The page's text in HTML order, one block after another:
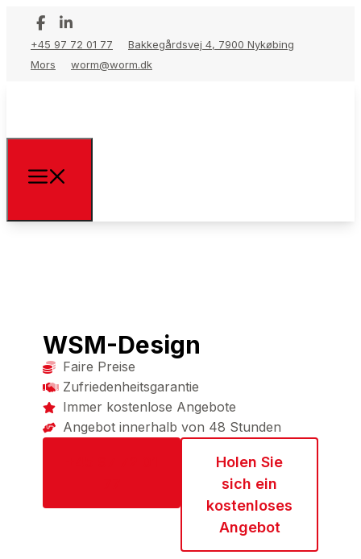
+45 97 72 01 77
Bakkegårdsvej 4, 7900 Nykøbing
Mors
worm@worm.dk
WSM-Design
Faire Preise
Zufriedenheitsgarantie
Immer kostenlose Angebote
Angebot innerhalb von 48 Stunden
Holen Sie
sich ein
kostenloses
Angebot